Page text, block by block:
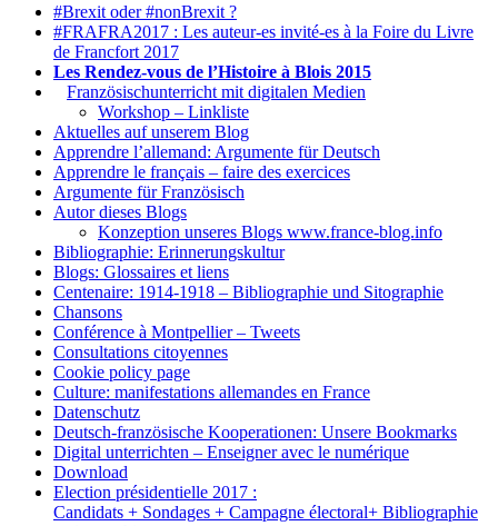
#Brexit oder #nonBrexit ?
#FRAFRA2017 : Les auteur-es invité-es à la Foire du Livre
de Francfort 2017
Les Rendez-vous de l’Histoire à Blois 2015
Französischunterricht mit digitalen Medien
Workshop – Linkliste
Aktuelles auf unserem Blog
Apprendre l’allemand: Argumente für Deutsch
Apprendre le français – faire des exercices
Argumente für Französisch
Autor dieses Blogs
Konzeption unseres Blogs www.france-blog.info
Bibliographie: Erinnerungskultur
Blogs: Glossaires et liens
Centenaire: 1914-1918 – Bibliographie und Sitographie
Chansons
Conférence à Montpellier – Tweets
Consultations citoyennes
Cookie policy page
Culture: manifestations allemandes en France
Datenschutz
Deutsch-französische Kooperationen: Unsere Bookmarks
Digital unterrichten – Enseigner avec le numérique
Download
Election présidentielle 2017 :
Candidats + Sondages + Campagne électoral+ Bibliographie